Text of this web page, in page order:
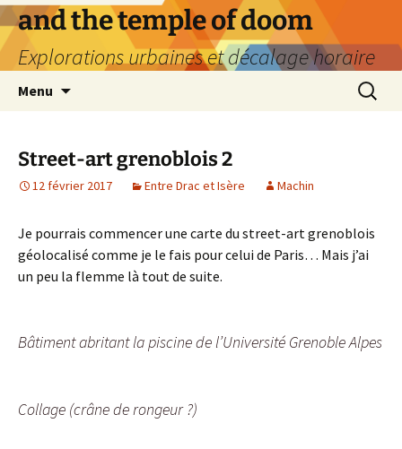
Aller
au
contenu
and the temple of doom
Explorations urbaines et décalage horaire
Menu
Street-art grenoblois 2
12 février 2017 Entre Drac et Isère Machin
Je pourrais commencer une carte du street-art grenoblois
géolocalisé comme je le fais pour celui de Paris… Mais j’ai
un peu la flemme là tout de suite.
Bâtiment abritant la piscine de l’Université Grenoble Alpes
Collage (crâne de rongeur ?)